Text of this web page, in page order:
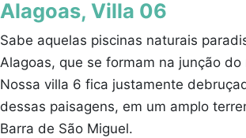
Alagoas, Villa 06
Sabe aquelas piscinas naturais
Alagoas, que se formam na junção do
Nossa villa 6 fica justamente
dessas paisagens, em um amplo
Barra de São Miguel.